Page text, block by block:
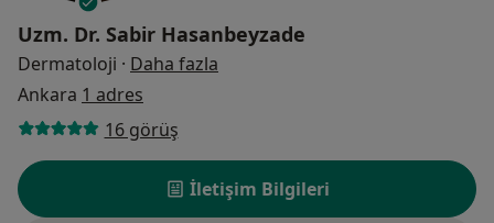
Uzm. Dr. Sabir Hasanbeyzade
Dermatoloji · Daha fazla
Ankara 1 adres
16 görüş
İletişim Bilgileri